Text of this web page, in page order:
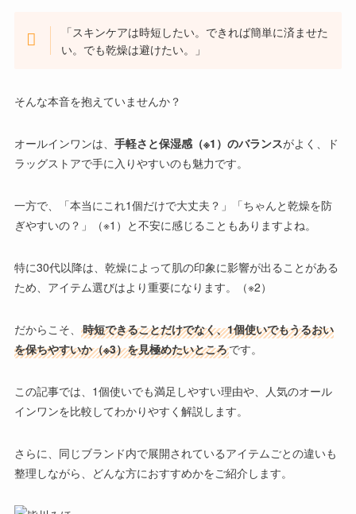
「スキンケアは時短したい。できれば簡単に済ませた
い。でも乾燥は避けたい。」
そんな本音を抱えていませんか？
オールインワンは、 手軽さと保湿感（※1）のバランスがよく、ド
ラッグストアで手に入りやすいのも魅力です。
一方で、「本当にこれ1個だけで大丈夫？」「ちゃんと乾燥を防
ぎやすいの？」（※1）と不安に感じることもありますよね。
特に30代以降は、乾燥によって肌の印象に影響が出ることがある
ため、アイテム選びはより重要になります。（※2）
だからこそ、 時短できることだけでなく、1個使いでもうるおい
を保ちやすいか（※3）を見極めたいところです。
この記事では、1個使いでも満足しやすい理由や、人気のオール
インワンを比較してわかりやすく解説します。
さらに、同じブランド内で展開されているアイテムごとの違いも
整理しながら、どんな方におすすめかをご紹介します。